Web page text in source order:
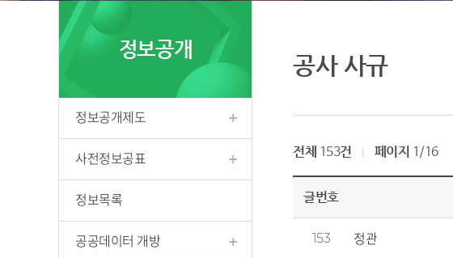
정보공개
정보공개제도
사전정보공표
정보목록
공공데이터 개방
공사 사규
전체 153건 페이지 1/16
글번호
153 정관